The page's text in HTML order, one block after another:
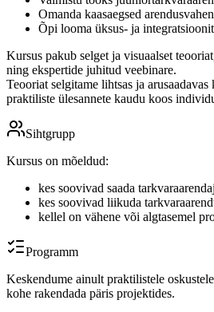
Omanda kaasaegsed
Õpi looma üksus- ja
Kursus pakub selget ja visuaalset
ning ekspertide juhitud veebinare.
Teooriat selgitame lihtsas ja
praktiliste ülesannete kaudu koos
Sihtgrupp
Kursus on mõeldud:
kes soovivad saada
kes soovivad liikuda
kellel on vähene või algtasemel
Programm
Keskendume ainult praktilistele
kohe rakendada päris projektides.